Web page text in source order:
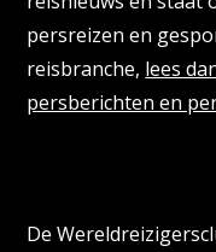
persreizen en
reisbranche, lees
persberichten en
De